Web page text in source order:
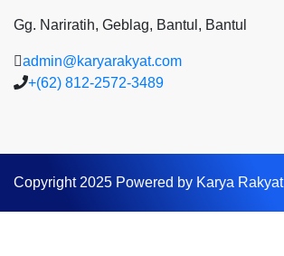
Gg. Nariratih, Geblag, Bantul, Bantul
admin@karyarakyat.com
+(62) 812-2572-3489
Copyright 2025 Powered by Karya Rakyat